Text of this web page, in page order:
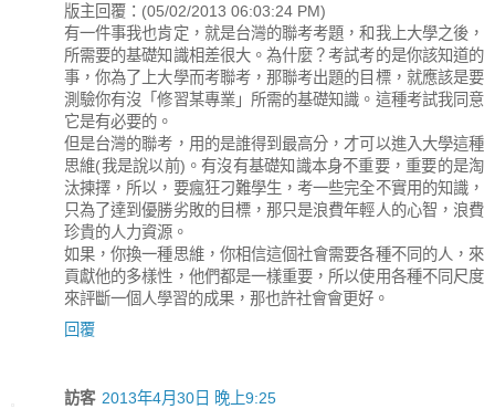
版主回覆：(05/02/2013 06:03:24 PM)
有一件事我也肯定，就是台灣的聯考考題，和我上大學之後，
所需要的基礎知識相差很大。為什麼？考試考的是你該知道的
事，你為了上大學而考聯考，那聯考出題的目標，就應該是要
測驗你有沒「修習某專業」所需的基礎知識。這種考試我同意
它是有必要的。
但是台灣的聯考，用的是誰得到最高分，才可以進入大學這種
思維(我是說以前)。有沒有基礎知識本身不重要，重要的是淘
汰揀擇，所以，要瘋狂刁難學生，考一些完全不實用的知識，
只為了達到優勝劣敗的目標，那只是浪費年輕人的心智，浪費
珍貴的人力資源。
如果，你換一種思維，你相信這個社會需要各種不同的人，來
貢獻他的多樣性，他們都是一樣重要，所以使用各種不同尺度
來評斷一個人學習的成果，那也許社會會更好。
回覆
訪客 2013年4月30日 晚上9:25